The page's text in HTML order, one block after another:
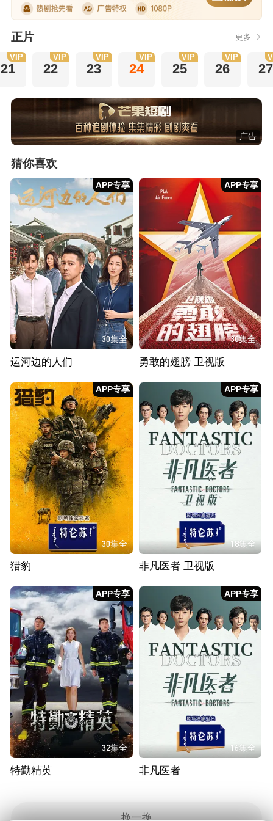
正片 更多
21
VIP
22
VIP
23
VIP
24
VIP
25
VIP
26
VIP
27
广告
猜你喜欢
APP专享
30集全
运河边的人们
APP专享
30集全
勇敢的翅膀 卫视版
APP专享
30集全
猎豹
APP专享
18集全
非凡医者 卫视版
APP专享
32集全
特勤精英
APP专享
16集全
非凡医者
换一换